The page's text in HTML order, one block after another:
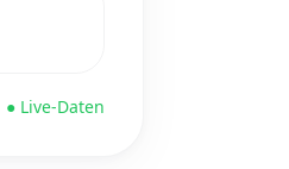
● Live-Daten